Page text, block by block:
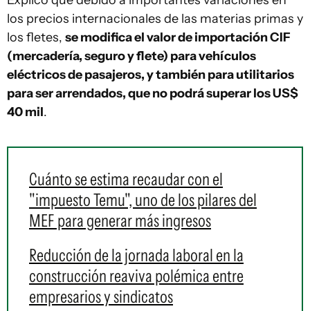
los precios internacionales de las materias primas y
los fletes, se modifica el valor de importación CIF
(mercadería, seguro y flete) para vehículos
eléctricos de pasajeros, y también para utilitarios
para ser arrendados, que no podrá superar los US$
40 mil.
Cuánto se estima recaudar con el
"impuesto Temu", uno de los pilares del
MEF para generar más ingresos
Reducción de la jornada laboral en la
construcción reaviva polémica entre
empresarios y sindicatos